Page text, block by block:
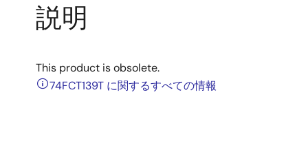
説明
This product is obsolete.
74FCT139T に関するすべての情報